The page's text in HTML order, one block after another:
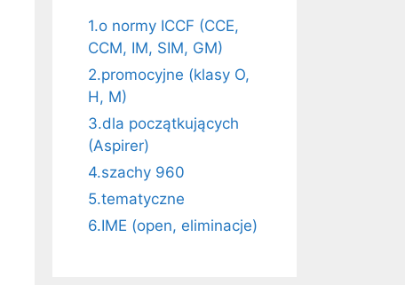
1.o normy ICCF (CCE,
CCM, IM, SIM, GM)
2.promocyjne (klasy O,
H, M)
3.dla początkujących
(Aspirer)
4.szachy 960
5.tematyczne
6.IME (open, eliminacje)